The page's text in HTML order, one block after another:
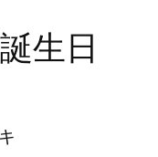
生日